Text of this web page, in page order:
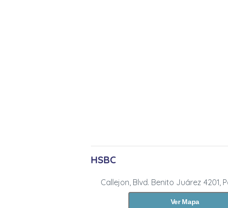
HSBC
Callejon, Blvd. Benito Juárez 4201,
Ver Mapa